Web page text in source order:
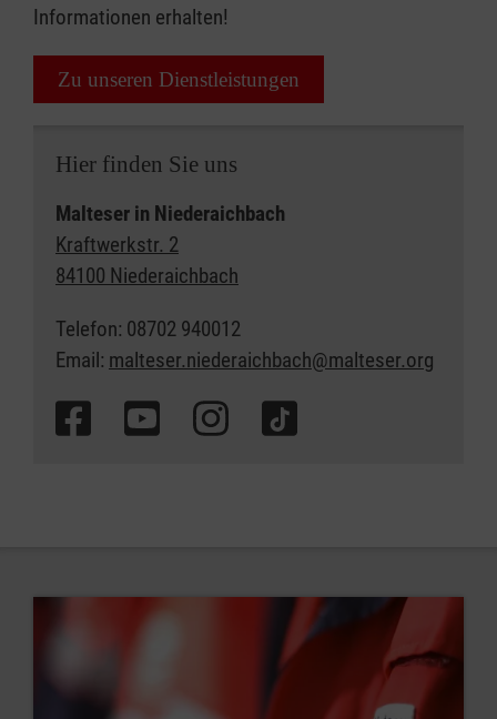
Informationen erhalten!
Zu unseren Dienstleistungen
Hier finden Sie uns
Malteser in Niederaichbach
Kraftwerkstr. 2
84100 Niederaichbach
Telefon: 08702 940012
Email: malteser.niederaichbach@malteser.org